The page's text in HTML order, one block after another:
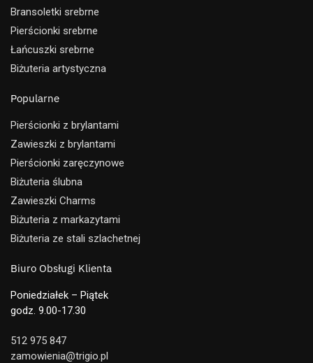
Bransoletki srebrne
Pierścionki srebrne
Łańcuszki srebrne
Biżuteria artystyczna
Popularne
Pierścionki z brylantami
Zawieszki z brylantami
Pierścionki zaręczynowe
Biżuteria ślubna
Zawieszki Charms
Biżuteria z markazytami
Biżuteria ze stali szlachetnej
Biuro Obsługi Klienta
Poniedziałek – Piątek
godz. 9.00-17.30
512 975 847
zamowienia@trigio.pl